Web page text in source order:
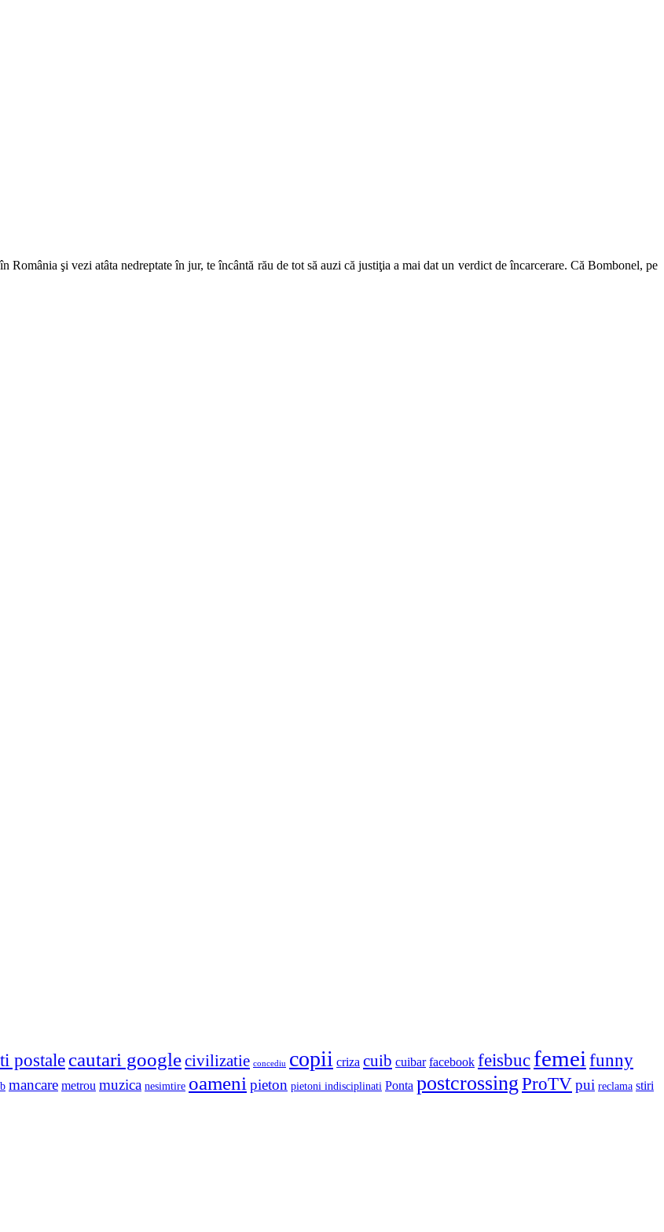
România şi vezi atâta nedreptate în jur, te încântă rău de tot să auzi că justiţia a mai dat un verdict de încarcerare. Că Bombonel, pe
postale cautari googlecivilizatie concediu copii criza cuib cuibar facebook feisbuc femei funny
mancare metrou muzica nesimtire oameni pieton pietoni indisciplinati Ponta postcrossing ProTVpui reclama stiri